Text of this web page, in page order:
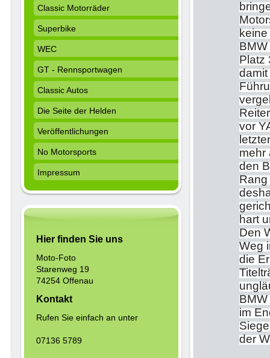
keine
Platz
vor
mehr
den
Rang
hart
Den
Weg
die
im
der
Classic Motorräder
Superbike
WEC
GT - Rennsportwagen
Classic Autos
Die Seite der Helden
Veröffentlichungen
No Motorsports
Impressum
Hier finden Sie uns
Moto-Foto
Starenweg 19
74254 Offenau
Kontakt
Rufen Sie einfach an unter
07136 5789